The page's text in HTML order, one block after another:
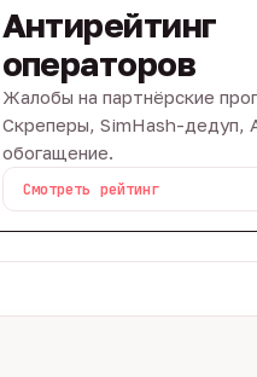
Антирейтинг
операторов
Жалобы на партнёрские
Скреперы, SimHash-дедуп,
обогащение.
Смотреть рейтинг